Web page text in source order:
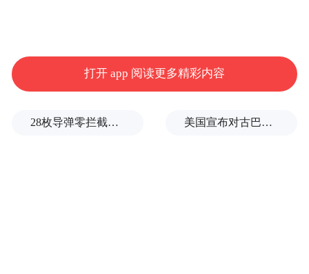
打开 app 阅读更多精彩内容
28枚导弹零拦截！基辅防空失灵，西方靠不住了 美国宣布对古巴实施新一轮制裁